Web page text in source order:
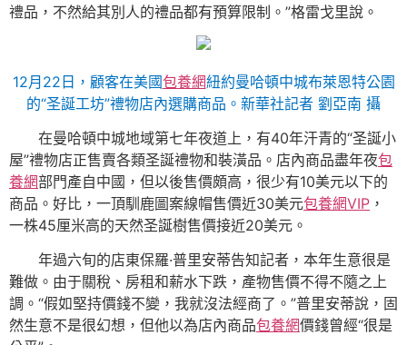
禮品，不然給其別人的禮品都有預算限制。”格雷戈里說。
12月22日，顧客在美國包養網紐約曼哈頓中城布萊恩特公園
的“圣誕工坊”禮物店內選購商品。新華社記者 劉亞南 攝
在曼哈頓中城地域第七年夜道上，有40年汗青的“圣誕小
屋”禮物店正售賣各類圣誕禮物和裝潢品。店內商品盡年夜包
養網部門產自中國，但以後售價頗高，很少有10美元以下的
商品。好比，一頂馴鹿圖案線帽售價近30美元包養網VIP ，
一株45厘米高的天然圣誕樹售價接近20美元。
年過六旬的店東保羅·普里安蒂告知記者，本年生意很是
難做。由于關稅、房租和薪水下跌，產物售價不得不隨之上
調。“假如堅持價錢不變，我就沒法經商了。”普里安蒂說，固
然生意不是很幻想，但他以為店內商品包養網價錢曾經“很是